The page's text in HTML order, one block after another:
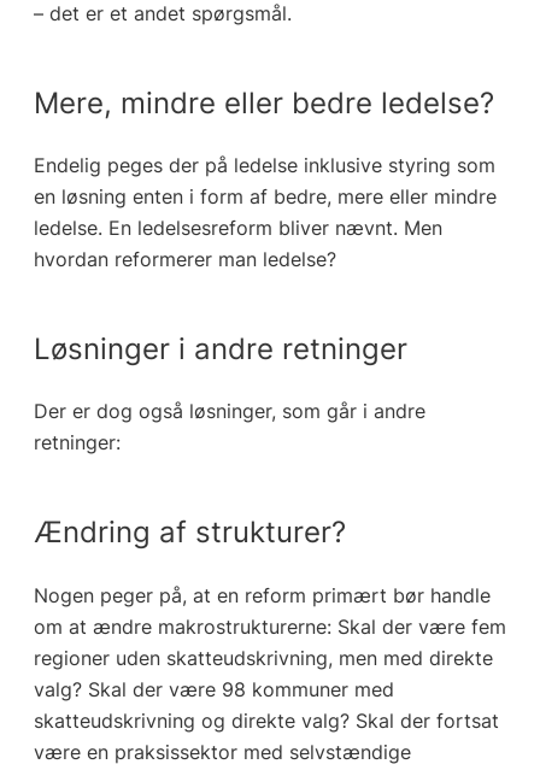
– det er et andet spørgsmål.
Mere, mindre eller bedre ledelse?
Endelig peges der på ledelse inklusive styring som
en løsning enten i form af bedre, mere eller mindre
ledelse. En ledelsesreform bliver nævnt. Men
hvordan reformerer man ledelse?
Løsninger i andre retninger
Der er dog også løsninger, som går i andre
retninger:
Ændring af strukturer?
Nogen peger på, at en reform primært bør handle
om at ændre makrostrukturerne: Skal der være fem
regioner uden skatteudskrivning, men med direkte
valg? Skal der være 98 kommuner med
skatteudskrivning og direkte valg? Skal der fortsat
være en praksissektor med selvstændige